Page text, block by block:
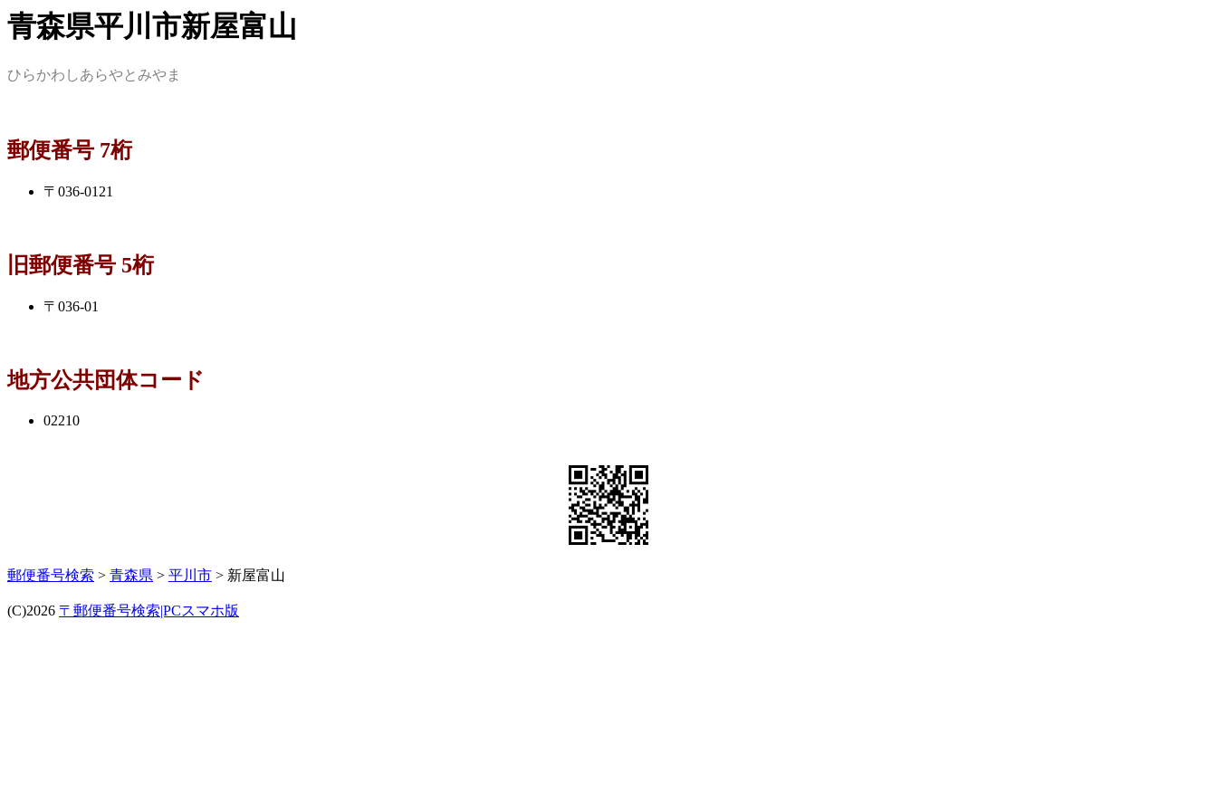
青森県平川市新屋富山
ひらかわしあらやとみやま
郵便番号 7桁
〒036-0121
旧郵便番号 5桁
〒036-01
地方公共団体コード
02210
郵便番号検索 > 青森県 > 平川市 > 新屋富山
(C)2026 〒郵便番号検索|PCスマホ版